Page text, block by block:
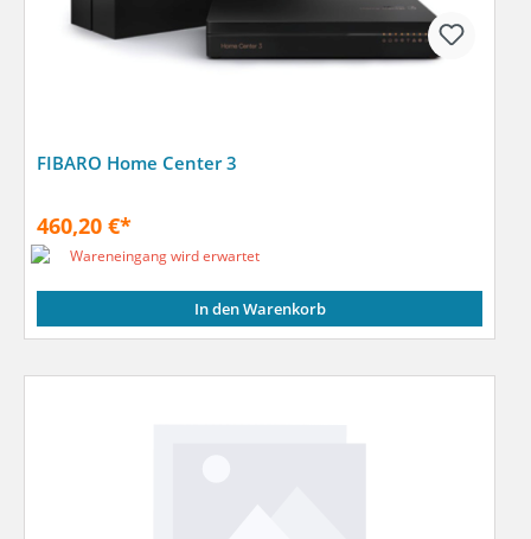
FIBARO Home Center 3
460,20 €*
Wareneingang wird erwartet
In den Warenkorb